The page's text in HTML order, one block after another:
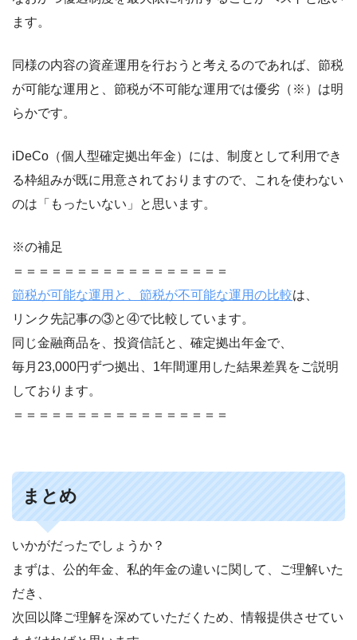
ます。
同様の内容の資産運用を行おうと考えるのであれば、節税
が可能な運用と、節税が不可能な運用では優劣（※）は明
らかです。
iDeCo（個人型確定拠出年金）には、制度として利用でき
る枠組みが既に用意されておりますので、これを使わない
のは「もったいない」と思います。
※の補足
＝＝＝＝＝＝＝＝＝＝＝＝＝＝＝＝＝
節税が可能な運用と、節税が不可能な運用の比較は、
リンク先記事の③と④で比較しています。
同じ金融商品を、投資信託と、確定拠出年金で、
毎月23,000円ずつ拠出、1年間運用した結果差異をご説明
しております。
＝＝＝＝＝＝＝＝＝＝＝＝＝＝＝＝＝
まとめ
いかがだったでしょうか？
まずは、公的年金、私的年金の違いに関して、ご理解いた
だき、
次回以降ご理解を深めていただくため、情報提供させてい